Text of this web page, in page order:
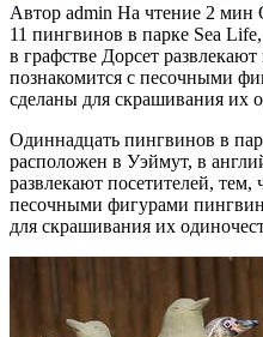
Автор admin На чтение 2 мин
11 пингвинов в парке Sea
в графстве Дорсет
познакомится с песочными
сделаны для скрашивания их
Одиннадцать пингвинов в
расположен в Уэймут, в
развлекают посетителей,
песочными фигурами
для скрашивания их